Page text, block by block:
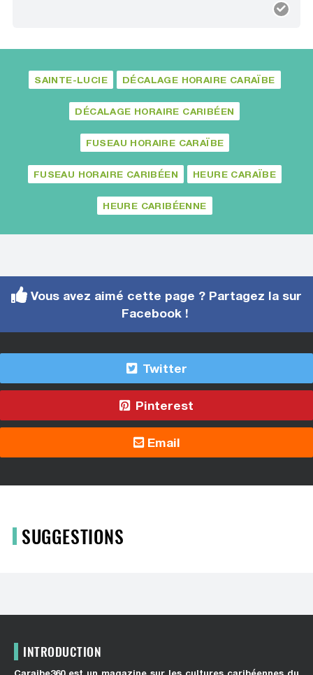
SAINTE-LUCIE DÉCALAGE HORAIRE CARAÏBE
DÉCALAGE HORAIRE CARIBÉEN
FUSEAU HORAIRE CARAÏBE
FUSEAU HORAIRE CARIBÉEN HEURE CARAÏBE
HEURE CARIBÉENNE
Vous avez aimé cette page ? Partagez la sur
Facebook !
Twitter
Pinterest
Email
SUGGESTIONS
INTRODUCTION